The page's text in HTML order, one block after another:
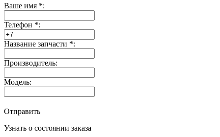
Ваше имя *:
Телефон *:
Название запчасти *:
Производитель:
Модель:
Отправить
Узнать о состоянии заказа